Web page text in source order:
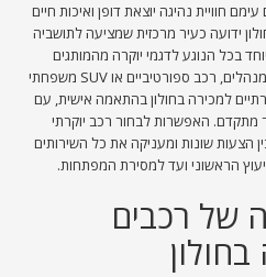
חוויית נהיגה יוצאת דופן ואיכות חיים
ידועה כעיר מרכזית שמציעה לתושביה
בכל הנוגע לדגמי יוקרה מהמותגים
המובילים בעולם. בין אם מדובר ברכב מנהלים, רכב ספורטיביים או SUV משפחתי
למכירה בחולון בהתאמה אישית, עם
מתקדם. האפשרות לבחור רכב יוקרתי
הצעות שונות ומעניקה את כל השירותים
הראשוני ועד למסירת המפתחות.
של רכבים